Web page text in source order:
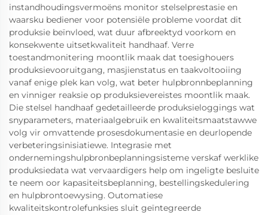
instandhoudingsvermoëns monitor stelselprestasie en
waarsku bediener voor potensiële probleme voordat dit
produksie beïnvloed, wat duur afbreektyd voorkom en
konsekwente uitsetkwaliteit handhaaf. Verre
toestandmonitering moontlik maak dat toesighouers
produksievooruitgang, masjienstatus en taakvoltooiing
vanaf enige plek kan volg, wat beter hulpbronnbeplanning
en vinniger reaksie op produksievereistes moontlik maak.
Die stelsel handhaaf gedetailleerde produksieloggings wat
snyparameters, materiaalgebruik en kwaliteitsmaatstawwe
volg vir omvattende prosesdokumentasie en deurlopende
verbeteringsinisiatiewe. Integrasie met
ondernemingshulpbronbeplanningsisteme verskaf werklike
produksiedata wat vervaardigers help om ingeligte besluite
te neem oor kapasiteitsbeplanning, bestellingskedulering
en hulpbrontoewysing. Outomatiese
kwaliteitskontrolefunksies sluit geïntegreerde